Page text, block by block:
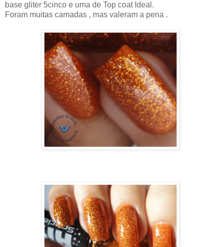
base gliter 5cinco e uma de Top coat Ideal.
Foram muitas camadas , mas valeram a pena .